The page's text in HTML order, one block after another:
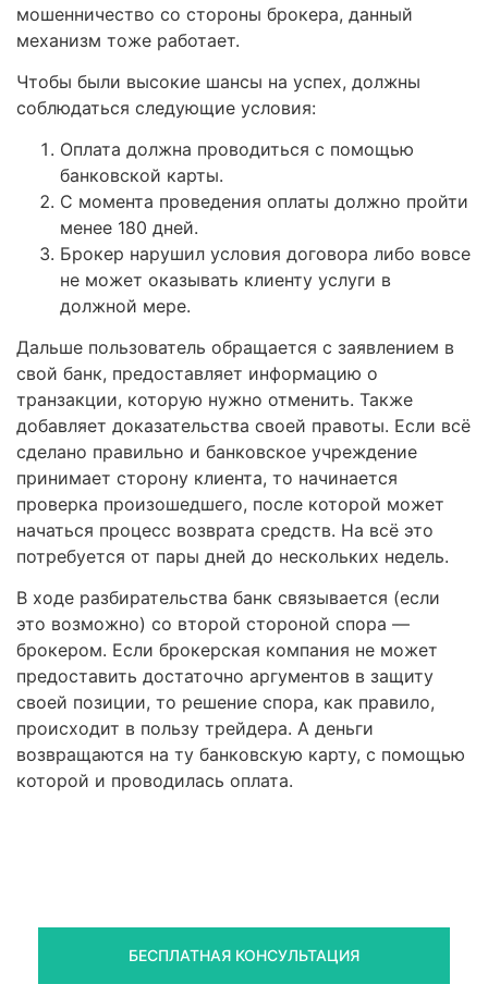
мошенничество со стороны брокера, данный
механизм тоже работает.
Чтобы были высокие шансы на успех, должны
соблюдаться следующие условия:
Оплата должна проводиться с помощью
банковской карты.
С момента проведения оплаты должно пройти
менее 180 дней.
Брокер нарушил условия договора либо вовсе
не может оказывать клиенту услуги в
должной мере.
Дальше пользователь обращается с заявлением в
свой банк, предоставляет информацию о
транзакции, которую нужно отменить. Также
добавляет доказательства своей правоты. Если всё
сделано правильно и банковское учреждение
принимает сторону клиента, то начинается
проверка произошедшего, после которой может
начаться процесс возврата средств. На всё это
потребуется от пары дней до нескольких недель.
В ходе разбирательства банк связывается (если
это возможно) со второй стороной спора —
брокером. Если брокерская компания не может
предоставить достаточно аргументов в защиту
своей позиции, то решение спора, как правило,
происходит в пользу трейдера. А деньги
возвращаются на ту банковскую карту, с помощью
которой и проводилась оплата.
БЕСПЛАТНАЯ КОНСУЛЬТАЦИЯ